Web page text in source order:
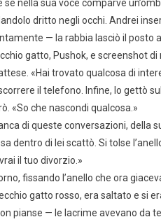
nella sua voce comparve
dritto negli occhi. Andrei
— la rabbia lasciò il posto
gatto, Pushok, e screenshot
«Hai trovato qualcosa di
il telefono. Infine, lo gettò
«So che nascondi qualcosa.»
di queste conversazioni,
dentro di lei scattò. Si tolse
il tuo divorzio.»
fissando l’anello che ora
gatto rosso, era saltato e si
pianse — le lacrime avevano da